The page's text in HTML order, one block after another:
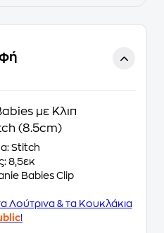
με Κλιπ
(8.5cm)
Stitch
8,5εκ
Babies Clip
Λούτρινα & τα Κουκλάκια
!